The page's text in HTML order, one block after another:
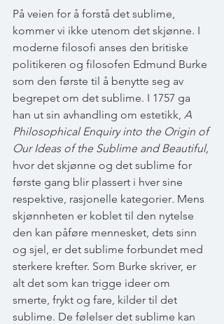
På veien for å forstå det sublime,
kommer vi ikke utenom det skjønne. I
moderne filosofi anses den britiske
politikeren og filosofen Edmund Burke
som den første til å benytte seg av
begrepet om det sublime. I 1757 ga
han ut sin avhandling om estetikk, A
Philosophical Enquiry into the Origin of
Our Ideas of the Sublime and Beautiful,
hvor det skjønne og det sublime for
første gang blir plassert i hver sine
respektive, rasjonelle kategorier. Mens
skjønnheten er koblet til den nytelse
den kan påføre mennesket, dets sinn
og sjel, er det sublime forbundet med
sterkere krefter. Som Burke skriver, er
alt det som kan trigge ideer om
smerte, frykt og fare, kilder til det
sublime. De følelser det sublime kan